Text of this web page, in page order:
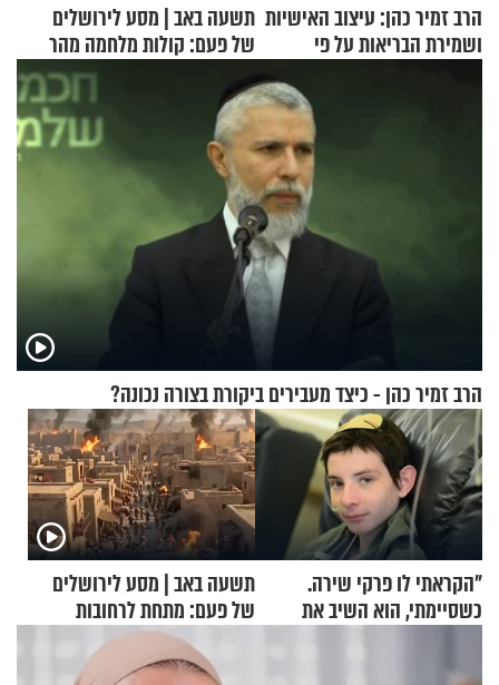
הרב זמיר כהן: עיצוב האישיות
ושמירת הבריאות על פי
תשעה באב | מסע לירושלים
של פעם: קולות מלחמה מהר
הרב זמיר כהן - כיצד מעבירים ביקורת בצורה נכונה?
"הקראתי לו פרקי שירה.
כשסיימתי, הוא השיב את
תשעה באב | מסע לירושלים
של פעם: מתחת לרחובות